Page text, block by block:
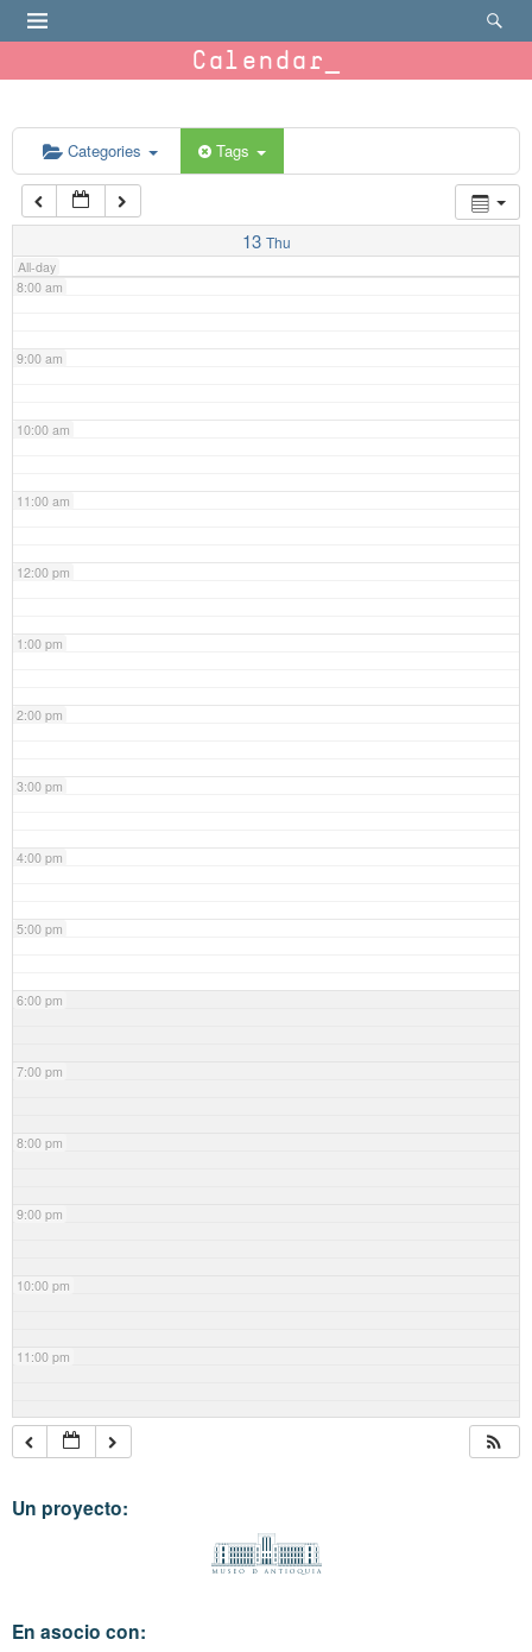
Calendar
Categories Tags
13 Thu
All-day
6:00 am
7:00 am
8:00 am
9:00 am
10:00 am
11:00 am
12:00 pm
1:00 pm
2:00 pm
3:00 pm
4:00 pm
5:00 pm
6:00 pm
7:00 pm
8:00 pm
9:00 pm
10:00 pm
11:00 pm
Un proyecto:
En asocio con: